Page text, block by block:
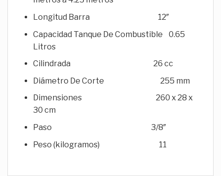
Longitud Barra 12″
Capacidad Tanque De Combustible 0.65
Litros
Cilindrada 26 cc
Diámetro De Corte 255 mm
Dimensiones 260 x 28 x
30 cm
Paso 3/8″
Peso (kilogramos) 11